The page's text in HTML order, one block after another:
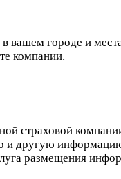
вашем городе и
компании.
страховой
и другую
размещения